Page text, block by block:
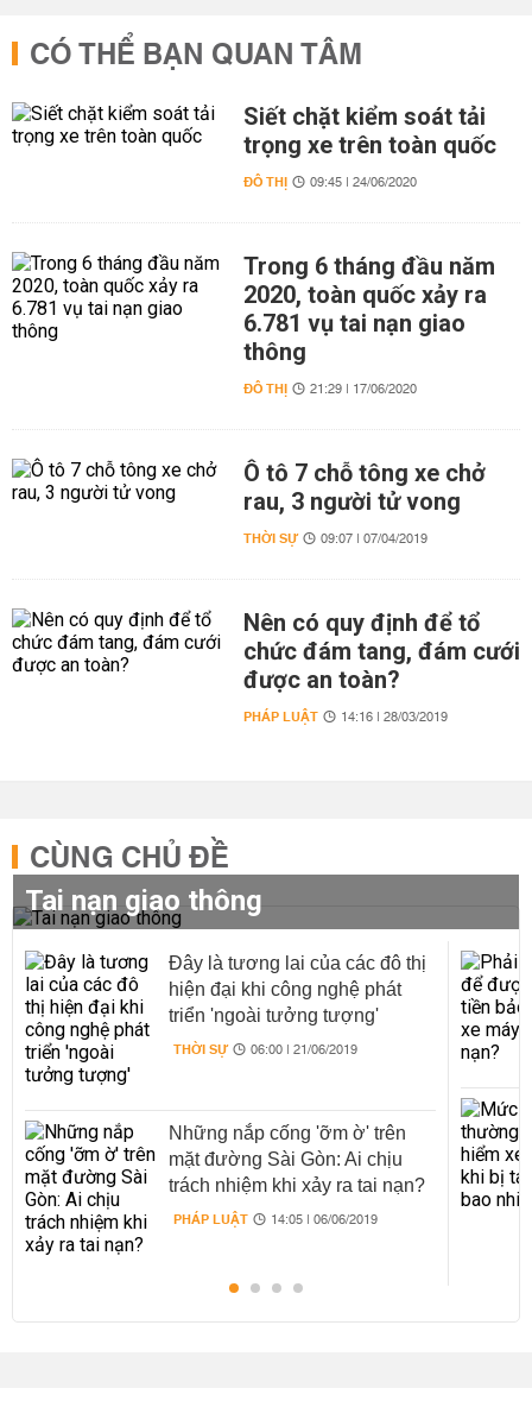
CÓ THỂ BẠN QUAN TÂM
Siết chặt kiểm soát tải
trọng xe trên toàn quốc
ĐÔ THỊ 09:45 | 24/06/2020
Trong 6 tháng đầu năm
2020, toàn quốc xảy ra
6.781 vụ tai nạn giao
thông
ĐÔ THỊ 21:29 | 17/06/2020
Ô tô 7 chỗ tông xe chở
rau, 3 người tử vong
THỜI SỰ 09:07 | 07/04/2019
Nên có quy định để tổ
chức đám tang, đám cưới
được an toàn?
PHÁP LUẬT 14:16 | 28/03/2019
CÙNG CHỦ ĐỀ
Tai nạn giao thông
Đây là tương lai của các đô thị
hiện đại khi công nghệ phát
triển 'ngoài tưởng tượng'
THỜI SỰ 06:00 | 21/06/2019
Những nắp cống 'ỡm ờ' trên
mặt đường Sài Gòn: Ai chịu
trách nhiệm khi xảy ra tai nạn?
PHÁP LUẬT 14:05 | 06/06/2019